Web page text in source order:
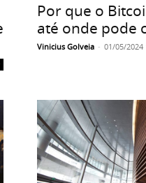
Por que o
até onde pode
Vinicius Golveia - 01/05/2024